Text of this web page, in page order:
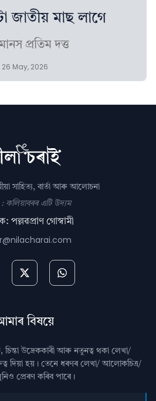
জাতীয় মাছ লাগে
প্রতিম দত্ত
26 May, 2026
সাহিত্য, বাৰ্তা আৰু আলোচনা
: কলিয়াবৰৰ এটি উদ্যম
পল্লৱপ্ৰাণ গোস্বামী
বিষয়ে
চিন্তা উদ্রেককাৰী আৰু নতুনত্ব থকা লেখা/
দিয়া হয়। তেনে ধৰণৰ লেখা/ আলোকচিত্ৰ/
প্রেৰণ কৰিব পাৰে।